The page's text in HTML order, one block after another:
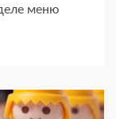
меню